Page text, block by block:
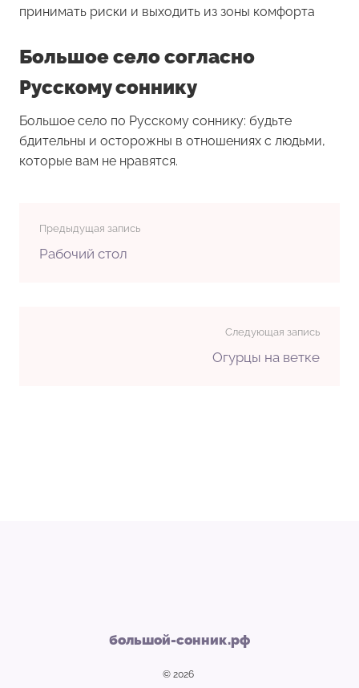
принимать риски и выходить из зоны комфорта
Большое село согласно
Русскому соннику
Большое село по Русскому соннику: будьте
бдительны и осторожны в отношениях с людьми,
которые вам не нравятся.
Предыдущая запись
Рабочий стол
Следующая запись
Огурцы на ветке
большой-сонник.рф
© 2026